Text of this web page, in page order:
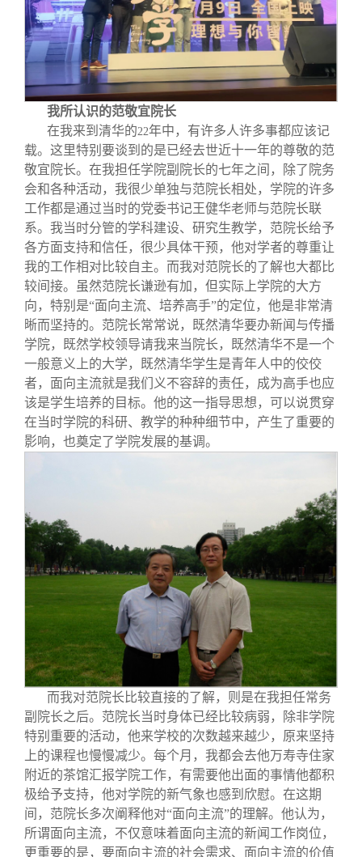
我所认识的范敬宜院长
在我来到清华的22年中，有许多人许多事都应该记
载。这里特别要谈到的是已经去世近十一年的尊敬的范
敬宜院长。在我担任学院副院长的七年之间，除了院务
会和各种活动，我很少单独与范院长相处，学院的许多
工作都是通过当时的党委书记王健华老师与范院长联
系。我当时分管的学科建设、研究生教学，范院长给予
各方面支持和信任，很少具体干预，他对学者的尊重让
我的工作相对比较自主。而我对范院长的了解也大都比
较间接。虽然范院长谦逊有加，但实际上学院的大方
向，特别是“面向主流、培养高手”的定位，他是非常清
晰而坚持的。范院长常常说，既然清华要办新闻与传播
学院，既然学校领导请我来当院长，既然清华不是一个
一般意义上的大学，既然清华学生是青年人中的佼佼
者，面向主流就是我们义不容辞的责任，成为高手也应
该是学生培养的目标。他的这一指导思想，可以说贯穿
在当时学院的科研、教学的种种细节中，产生了重要的
影响，也奠定了学院发展的基调。
而我对范院长比较直接的了解，则是在我担任常务
副院长之后。范院长当时身体已经比较病弱，除非学院
特别重要的活动，他来学校的次数越来越少，原来坚持
上的课程也慢慢减少。每个月，我都会去他万寿寺住家
附近的茶馆汇报学院工作，有需要他出面的事情他都积
极给予支持，他对学院的新气象也感到欣慰。在这期
间，范院长多次阐释他对“面向主流”的理解。他认为，
所谓面向主流，不仅意味着面向主流的新闻工作岗位，
更重要的是，要面向主流的社会需求、面向主流的价值